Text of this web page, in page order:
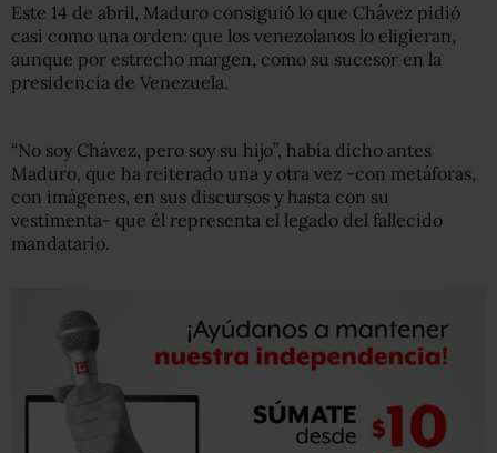
Este 14 de abril, Maduro consiguió lo que Chávez pidió
casi como una orden: que los venezolanos lo eligieran,
aunque por estrecho margen, como su sucesor en la
presidencia de Venezuela.
“No soy Chávez, pero soy su hijo”, había dicho antes
Maduro, que ha reiterado una y otra vez -con metáforas,
con imágenes, en sus discursos y hasta con su
vestimenta- que él representa el legado del fallecido
mandatario.